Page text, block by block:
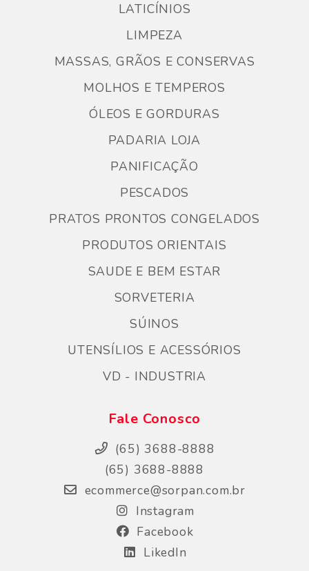
LATICÍNIOS
LIMPEZA
MASSAS, GRÃOS E CONSERVAS
MOLHOS E TEMPEROS
ÓLEOS E GORDURAS
PADARIA LOJA
PANIFICAÇÃO
PESCADOS
PRATOS PRONTOS CONGELADOS
PRODUTOS ORIENTAIS
SAUDE E BEM ESTAR
SORVETERIA
SÚINOS
UTENSÍLIOS E ACESSÓRIOS
VD - INDUSTRIA
Fale Conosco
(65) 3688-8888
(65) 3688-8888
ecommerce@sorpan.com.br
Instagram
Facebook
LikedIn